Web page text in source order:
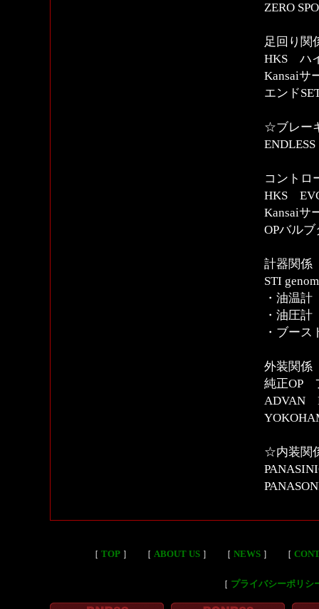
ZERO
足回り関
HKS ハ
Kansaiサ
エンド
☆ブレー
コントロ
HKS
Kansai
OPバル
計器関係
STI
・油温計
・油圧計
・ブース
外装関係
純正OP
ADVAN
☆内装関
［ TOP］ ［ ABOUT US］ ［ NEWS］ ［
［ プライバシーポリシ